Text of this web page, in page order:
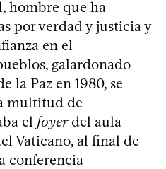
hombre que ha
por verdad y justicia y
en el
galardonado
la Paz en 1980, se
multitud de
el foyerdel aula
Vaticano, al final de
conferencia